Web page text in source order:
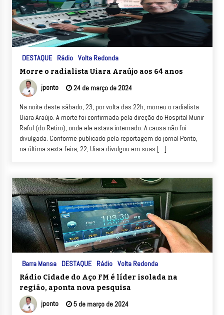
DESTAQUE Rádio Volta Redonda
Morre o radialista Uiara Araújo aos 64 anos
jponto 24 de março de 2024
Na noite deste sábado, 23, por volta das 22h, morreu o radialista
Uiara Araújo. A morte foi confirmada pela direção do Hospital Munir
Raful (do Retiro), onde ele estava internado. A causa não foi
divulgada. Conforme publicado pela reportagem do jornal Ponto,
na última sexta-feira, 22, Uiara divulgou em suas […]
Barra Mansa DESTAQUE Rádio Volta Redonda
Rádio Cidade do Aço FM é líder isolada na
região, aponta nova pesquisa
jponto 5 de março de 2024